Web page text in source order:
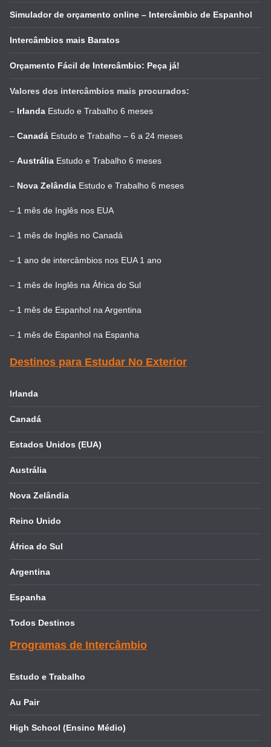
Simulador de orçamento online – Intercâmbio de Espanhol
Intercâmbios mais Baratos
Orçamento Fácil de Intercâmbio: Peça já!
Valores dos intercâmbios mais procurados:
– Irlanda Estudo e Trabalho 6 meses
– Canadá Estudo e Trabalho – 6 a 24 meses
– Austrália Estudo e Trabalho 6 meses
– Nova Zelândia Estudo e Trabalho 6 meses
– 1 mês de Inglês nos EUA
– 1 mês de Inglês no Canadá
– 1 ano de intercâmbios nos EUA 1 ano
– 1 mês de Inglês na África do Sul
– 1 mês de Espanhol na Argentina
– 1 mês de Espanhol na Espanha
Destinos para Estudar No Exterior
Irlanda
Canadá
Estados Unidos (EUA)
Austrália
Nova Zelândia
Reino Unido
África do Sul
Argentina
Espanha
Todos Destinos
Programas de Intercâmbio
Estudo e Trabalho
Au Pair
High School (Ensino Médio)